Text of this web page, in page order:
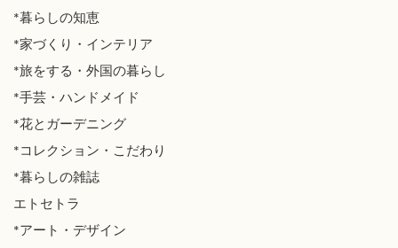
*暮らしの知恵
*家づくり・インテリア
*旅をする・外国の暮らし
*手芸・ハンドメイド
*花とガーデニング
*コレクション・こだわり
*暮らしの雑誌
エトセトラ
*アート・デザイン